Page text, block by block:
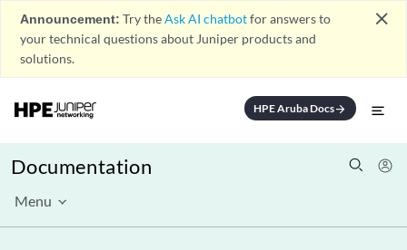
Announcement: Try theAsk AI chatbotfor answers to
your technical questions about Juniper products and
solutions.
close
HPE Aruba Docsarrow_forward
Documentation
Menu